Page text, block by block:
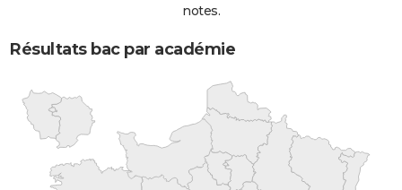
notes.
Résultats bac par académie